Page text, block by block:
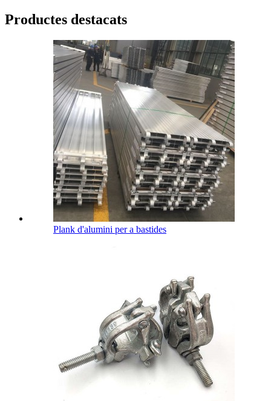
Productes destacats
Plank d'alumini per a bastides